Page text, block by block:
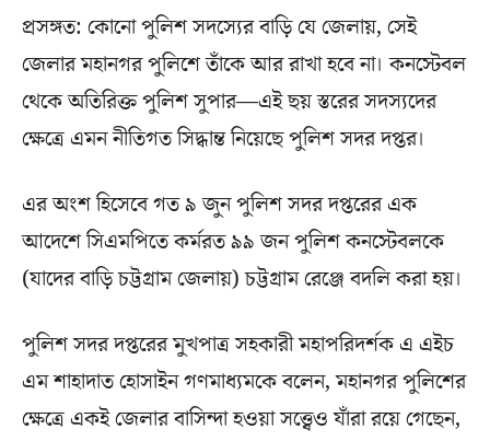
প্রসঙ্গত: কোনো পুলিশ সদস্যের বাড়ি যে জেলায়, সেই
জেলার মহানগর পুলিশে তাঁকে আর রাখা হবে না। কনস্টেবল
থেকে অতিরিক্ত পুলিশ সুপার—এই ছয় স্তরের সদস্যদের
ক্ষেত্রে এমন নীতিগত সিদ্ধান্ত নিয়েছে পুলিশ সদর দপ্তর।
এর অংশ হিসেবে গত ৯ জুন পুলিশ সদর দপ্তরের এক
আদেশে সিএমপিতে কর্মরত ৯৯ জন পুলিশ কনস্টেবলকে
(যাদের বাড়ি চট্টগ্রাম জেলায়) চট্টগ্রাম রেঞ্জে বদলি করা হয়।
পুলিশ সদর দপ্তরের মুখপাত্র সহকারী মহাপরিদর্শক এ এইচ
এম শাহাদাত হোসাইন গণমাধ্যমকে বলেন, মহানগর পুলিশের
ক্ষেত্রে একই জেলার বাসিন্দা হওয়া সত্ত্বেও যাঁরা রয়ে গেছেন,